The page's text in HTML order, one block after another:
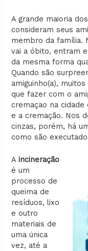
A grande maioria
consideram seus
membro da família.
vai a óbito, entram
da mesma forma
Quando são
amiguinho(a),
que fazer com o
cremaçao na cidade
e a cremação. Nos
cinzas, porém, há
como são
Aincineração
é um
processo de
queima de
resíduos, lixo
e outro
materiais de
uma única
vez, até a